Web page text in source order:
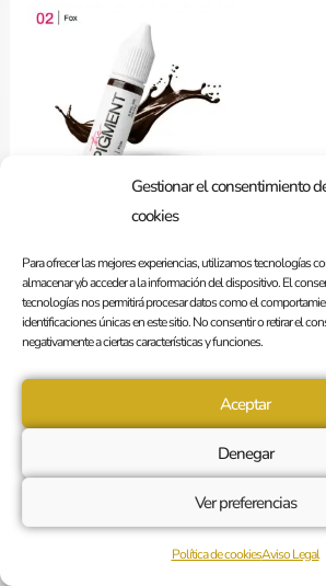
Gestionar el consentimiento
cookies
Para ofrecer las mejores experiencias, utilizamos tecnologías
almacenar y/o acceder a la información del dispositivo. El
tecnologías nos permitirá procesar datos como el
identificaciones únicas en este sitio. No consentir o retirar el
negativamente a ciertas características y funciones.
Aceptar
Denegar
Ver preferencias
Política de cookiesAviso Legal
49,00€ Sin I.V.A
Añadir al carrito